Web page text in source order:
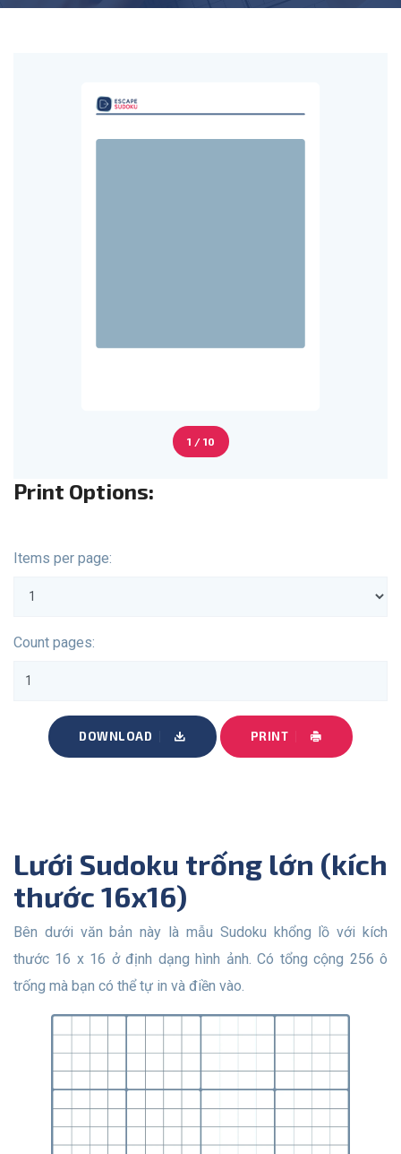
1 / 10
Print Options:
Items per page:
Count pages:
DOWNLOAD PRINT
Lưới Sudoku trống lớn (kích
thước 16x16)
Bên dưới văn bản này là mẫu Sudoku khổng lồ với kích
thước 16 x 16 ở định dạng hình ảnh. Có tổng cộng 256 ô
trống mà bạn có thể tự in và điền vào.